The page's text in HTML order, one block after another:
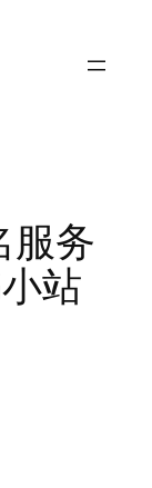
服务
站